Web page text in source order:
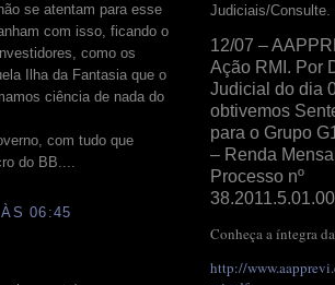
se atentam para esse
com isso, ficando o
como os
Ilha da Fantasia que o
ciência de nada do
com tudo que
do BB....
06:45
Judiciais/Consulte.
12/07 –
Ação RMI. Por
Judicial do dia
obtivemos
para o Grupo
– Renda
Processo nº
Conheça a íntegra
http://